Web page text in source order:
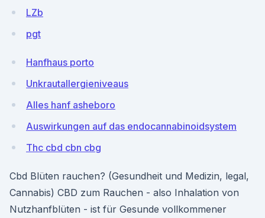
LZb
pgt
Hanfhaus porto
Unkrautallergieniveaus
Alles hanf asheboro
Auswirkungen auf das endocannabinoidsystem
Thc cbd cbn cbg
Cbd Blüten rauchen? (Gesundheit und Medizin, legal,
Cannabis) CBD zum Rauchen - also Inhalation von
Nutzhanfblüten - ist für Gesunde vollkommener